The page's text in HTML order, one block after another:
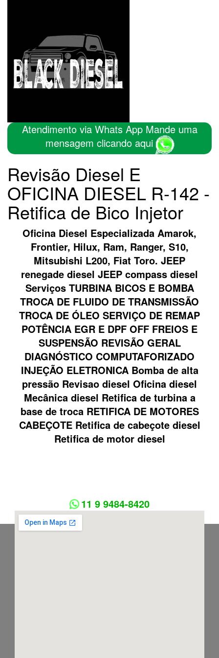
Atendimento via Whats App Mande uma
mensagem clicando aqui
Revisão Diesel E
OFICINA DIESEL R-142 -
Retifica de Bico Injetor
Oficina Diesel Especializada Amarok,
Frontier, Hilux, Ram, Ranger, S10,
Mitsubishi L200, Fiat Toro. JEEP
renegade diesel JEEP compass diesel
Serviços TURBINA BICOS E BOMBA
TROCA DE FLUIDO DE TRANSMISSÃO
TROCA DE ÓLEO SERVIÇO DE REMAP
POTÊNCIA EGR E DPF OFF FREIOS E
SUSPENSÃO REVISÃO GERAL
DIAGNÓSTICO COMPUTAFORIZADO
INJEÇÃO ELETRONICA Bomba de alta
pressão Revisao diesel Oficina diesel
Mecânica diesel Retifica de turbina a
base de troca RETIFICA DE MOTORES
CABEÇOTE Retifica de cabeçote diesel
Retifica de motor diesel
11 9 9484-8420